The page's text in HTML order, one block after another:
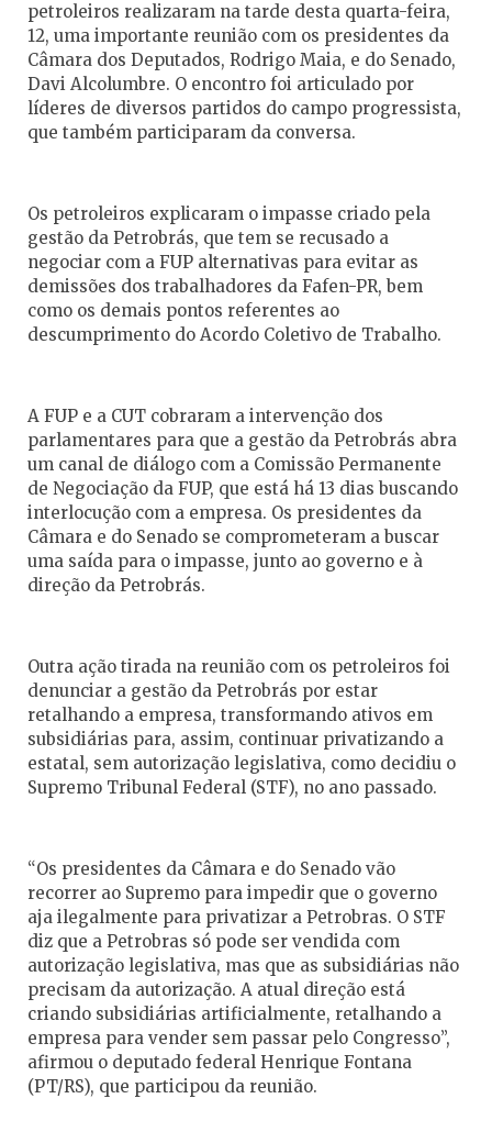
petroleiros realizaram na tarde desta quarta-feira,
12, uma importante reunião com os presidentes da
Câmara dos Deputados, Rodrigo Maia, e do Senado,
Davi Alcolumbre. O encontro foi articulado por
líderes de diversos partidos do campo progressista,
que também participaram da conversa.
Os petroleiros explicaram o impasse criado pela
gestão da Petrobrás, que tem se recusado a
negociar com a FUP alternativas para evitar as
demissões dos trabalhadores da Fafen-PR, bem
como os demais pontos referentes ao
descumprimento do Acordo Coletivo de Trabalho.
A FUP e a CUT cobraram a intervenção dos
parlamentares para que a gestão da Petrobrás abra
um canal de diálogo com a Comissão Permanente
de Negociação da FUP, que está há 13 dias buscando
interlocução com a empresa. Os presidentes da
Câmara e do Senado se comprometeram a buscar
uma saída para o impasse, junto ao governo e à
direção da Petrobrás.
Outra ação tirada na reunião com os petroleiros foi
denunciar a gestão da Petrobrás por estar
retalhando a empresa, transformando ativos em
subsidiárias para, assim, continuar privatizando a
estatal, sem autorização legislativa, como decidiu o
Supremo Tribunal Federal (STF), no ano passado.
“Os presidentes da Câmara e do Senado vão
recorrer ao Supremo para impedir que o governo
aja ilegalmente para privatizar a Petrobras. O STF
diz que a Petrobras só pode ser vendida com
autorização legislativa, mas que as subsidiárias não
precisam da autorização. A atual direção está
criando subsidiárias artificialmente, retalhando a
empresa para vender sem passar pelo Congresso”,
afirmou o deputado federal Henrique Fontana
(PT/RS), que participou da reunião.